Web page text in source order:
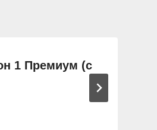
1 Премиум (с